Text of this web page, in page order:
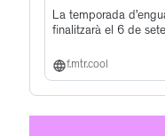
La temporada
finalitzarà el 6 de
f.mtr.cool